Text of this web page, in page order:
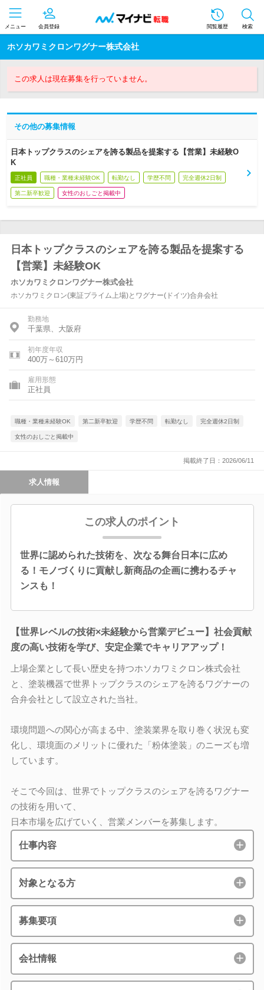
メニュー 会員登録 閲覧履歴 検索
ホソカワミクロンワグナー株式会社
この求人は現在募集を行っていません。
その他の募集情報
日本トップクラスのシェアを誇る製品を提案する【営業】未経験O
K
正社員 職種・業種未経験OK 転勤なし 学歴不問 完全週休2日制
第二新卒歓迎 女性のおしごと掲載中
日本トップクラスのシェアを誇る製品を提案する
【営業】未経験OK
ホソカワミクロンワグナー株式会社
ホソカワミクロン(東証プライム上場)とワグナー(ドイツ)合弁会社
勤務地
千葉県、大阪府
初年度年収
400万～610万円
雇用形態
正社員
職種・業種未経験OK 第二新卒歓迎 学歴不問 転勤なし 完全週休2日制
女性のおしごと掲載中
掲載終了日：2026/06/11
求人情報
この求人のポイント
世界に認められた技術を、次なる舞台日本に広め
る！モノづくりに貢献し新商品の企画に携わるチャ
ンスも！
【世界レベルの技術×未経験から営業デビュー】社会貢献
度の高い技術を学び、安定企業でキャリアアップ！
上場企業として長い歴史を持つホソカワミクロン株式会社
と、塗装機器で世界トップクラスのシェアを誇るワグナーの
合弁会社として設立された当社。
環境問題への関心が高まる中、塗装業界を取り巻く状況も変
化し、環境面のメリットに優れた「粉体塗装」のニーズも増
しています。
そこで今回は、世界でトップクラスのシェアを誇るワグナー
の技術を用いて、
日本市場を広げていく、営業メンバーを募集します。
仕事内容
対象となる方
募集要項
会社情報